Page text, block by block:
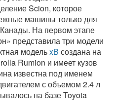
Scion, которое
машины только для
На первом этапе
представила три модели
модельxB создана на
Rumion и имеет кузов
известна под именем
с объемом 2.4 л
на базе Toyota